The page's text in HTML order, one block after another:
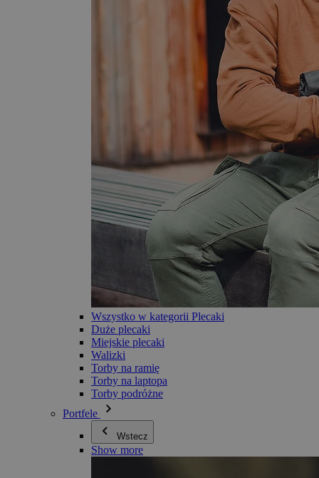
Wszystko w kategorii Plecaki
Duże plecaki
Miejskie plecaki
Walizki
Torby na ramię
Torby na laptopa
Torby podróżne
Portfele
Wstecz
Show more